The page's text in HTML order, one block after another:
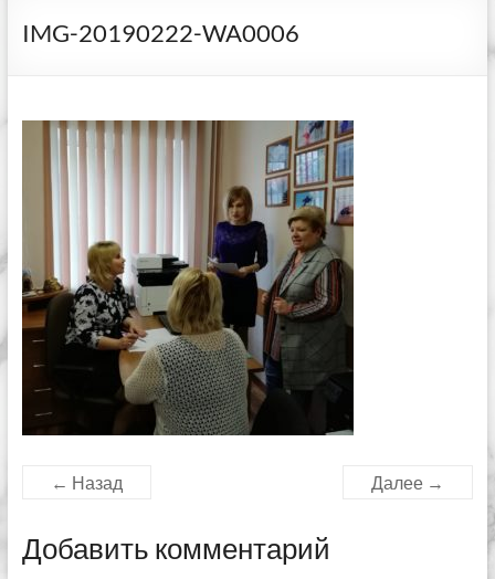
IMG-20190222-WA0006
← Назад Далее →
Добавить комментарий